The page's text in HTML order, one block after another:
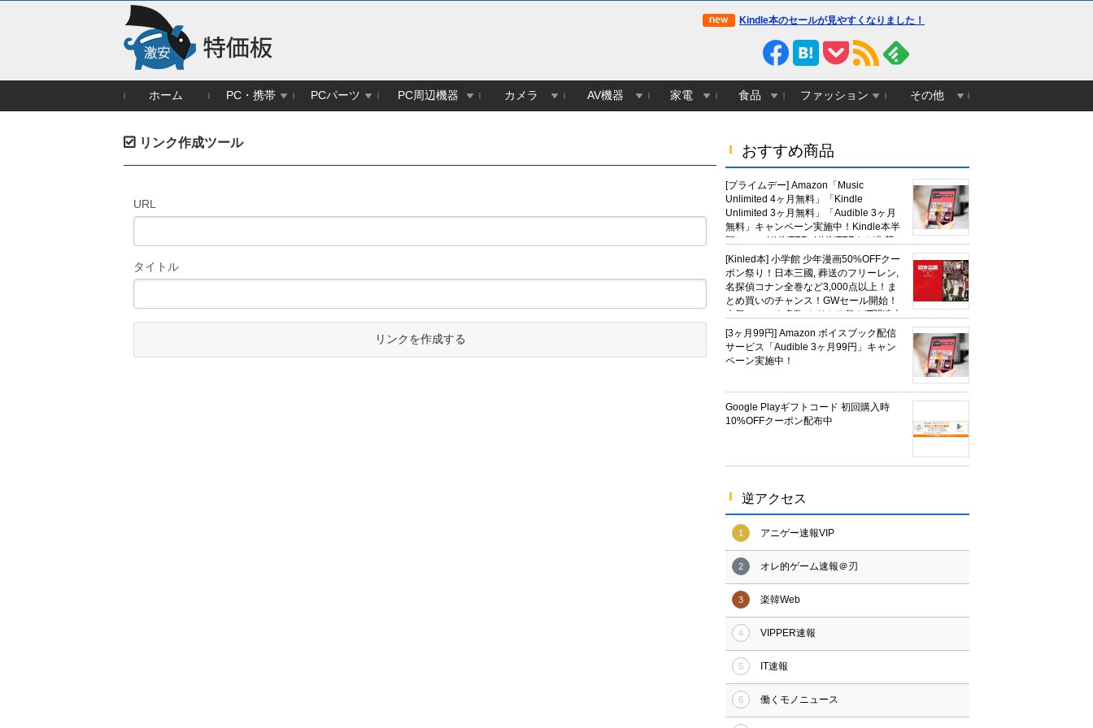
Kindle本のセールが見やすくなりました！
ホーム PC・携帯 PCパーツ PC周辺機器 カメラ AV機器 家電 食品 ファッション その他
おすすめ商品
[プライムデー] Amazon「Music
Unlimited 4ヶ月無料」「Kindle
Unlimited 3ヶ月無料」「Audible 3ヶ月
無料」キャンペーン実施中！Kindle本半
額セール HUNTER×HUNTERなど集英
社、無職転生,幼女戦記など
KADOKAWA、キャプテン翼100円セー
ルも！
[Kinled本] 小学館 少年漫画50%OFFクー
ポン祭り！日本三國, 葬送のフリーレン,
名探偵コナン全巻など3,000点以上！ま
とめ買いのチャンス！GWセール開始！
人気コミック多数 カドカワ祭やIT関連本
がセールに！
[3ヶ月99円] Amazon ボイスブック配信
サービス「Audible 3ヶ月99円」キャン
ペーン実施中！
Google Playギフトコード 初回購入時
10%OFFクーポン配布中
逆アクセス
1 アニゲー速報VIP
2 オレ的ゲーム速報＠刃
3 楽韓Web
4 VIPPER速報
5 IT速報
6 働くモノニュース
リンク作成ツール
URL
タイトル
リンクを作成する